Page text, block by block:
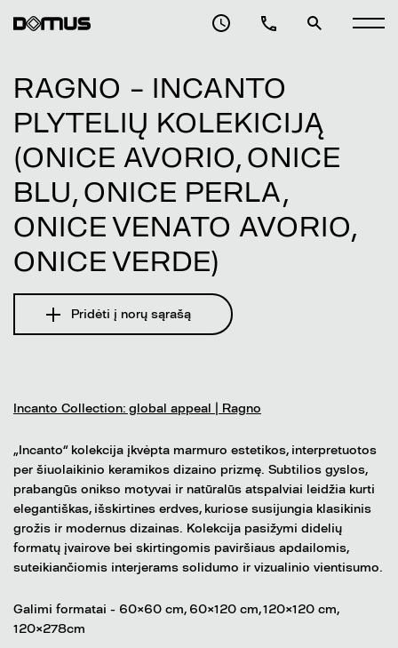
RAGNO – INCANTO
PLYTELIŲ KOLEKICIJĄ
(ONICE AVORIO, ONICE
BLU, ONICE PERLA,
ONICE VENATO AVORIO,
ONICE VERDE)
Pridėti į norų sąrašą
Incanto Collection: global appeal | Ragno
„Incanto“ kolekcija įkvėpta marmuro estetikos, interpretuotos
per šiuolaikinio keramikos dizaino prizmę. Subtilios gyslos,
prabangūs onikso motyvai ir natūralūs atspalviai leidžia kurti
elegantiškas, išskirtines erdves, kuriose susijungia klasikinis
grožis ir modernus dizainas. Kolekcija pasižymi didelių
formatų įvairove bei skirtingomis paviršiaus apdailomis,
suteikiančiomis interjerams solidumo ir vizualinio vientisumo.
Galimi formatai - 60×60 cm, 60×120 cm, 120×120 cm,
120×278cm